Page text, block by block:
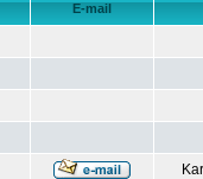
E-mail